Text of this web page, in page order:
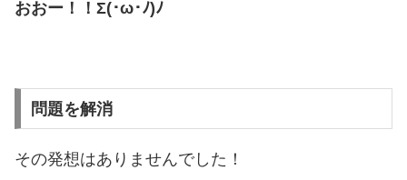
おおー！！Σ(･ω･ﾉ)ﾉ
問題を解消
その発想はありませんでした！